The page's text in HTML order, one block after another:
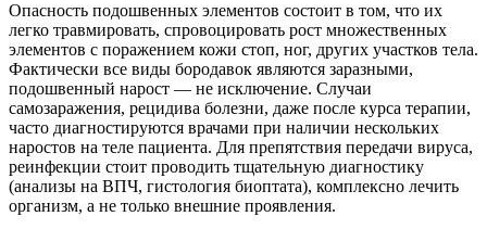
Опасность подошвенных элементов состоит в том, что их
легко травмировать, спровоцировать рост множественных
элементов с поражением кожи стоп, ног, других участков тела.
Фактически все виды бородавок являются заразными,
подошвенный нарост — не исключение. Случаи
самозаражения, рецидива болезни, даже после курса терапии,
часто диагностируются врачами при наличии нескольких
наростов на теле пациента. Для препятствия передачи вируса,
реинфекции стоит проводить тщательную диагностику
(анализы на ВПЧ, гистология биоптата), комплексно лечить
организм, а не только внешние проявления.